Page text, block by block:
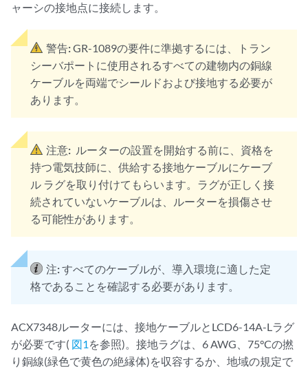
ャーシの接地点に接続します。
警告:GR-1089の要件に準拠するには、トラン
シーバポートに使用されるすべての建物内の銅線
ケーブルを両端でシールドおよび接地する必要が
あります。
注意: ルーターの設置を開始する前に、資格を
持つ電気技師に、供給する接地ケーブルにケーブ
ル ラグを取り付けてもらいます。ラグが正しく接
続されていないケーブルは、ルーターを損傷させ
る可能性があります。
注:すべてのケーブルが、導入環境に適した定
格であることを確認する必要があります。
ACX7348ルーターには、接地ケーブルとLCD6-14A-Lラグ
が必要です( 図1 を参照)。接地ラグは、6 AWG、75°Cの撚
り銅線(緑色で黄色の絶縁体)を収容するか、地域の規定で